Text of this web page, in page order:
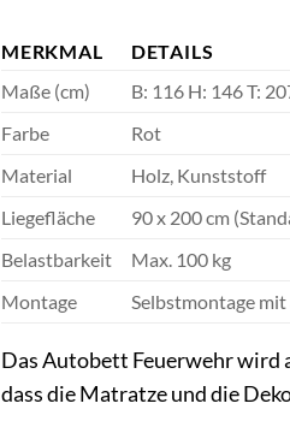
MERKMAL
DETAILS
Maße (cm)
B: 116 H: 146 T:
Farbe
Rot
Material
Holz, Kunststoff
Liegefläche
90 x 200 cm
Belastbarkeit
Max. 100 kg
Montage
Selbstmontage
Das Autobett Feuerwehr wird
dass die Matratze und die